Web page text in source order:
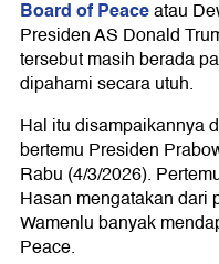
Board of Peaceatau
Presiden AS Donald
tersebut masih berada
dipahami secara utuh.
Hal itu disampaikannya
bertemu Presiden
Rabu (4/3/2026).
Hasan mengatakan dari
Wamenlu banyak
Peace.